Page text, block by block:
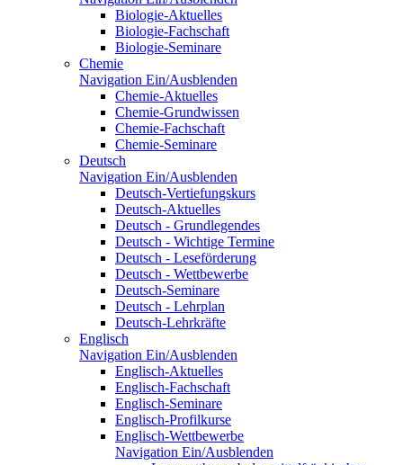
Biologie-Aktuelles
Biologie-Fachschaft
Biologie-Seminare
Chemie
Navigation Ein/Ausblenden
Chemie-Aktuelles
Chemie-Grundwissen
Chemie-Fachschaft
Chemie-Seminare
Deutsch
Navigation Ein/Ausblenden
Deutsch-Vertiefungskurs
Deutsch-Aktuelles
Deutsch - Grundlegendes
Deutsch - Wichtige Termine
Deutsch - Leseförderung
Deutsch - Wettbewerbe
Deutsch-Seminare
Deutsch - Lehrplan
Deutsch-Lehrkräfte
Englisch
Navigation Ein/Ausblenden
Englisch-Aktuelles
Englisch-Fachschaft
Englisch-Seminare
Englisch-Profilkurse
Englisch-Wettbewerbe
Navigation Ein/Ausblenden